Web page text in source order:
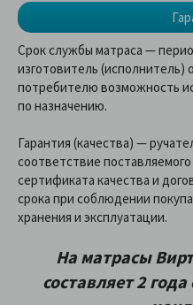
Срок службы матраса —
изготовитель (исполнитель)
потребителю возможность
по назначению.
Гарантия (качества) —
соответствие
сертификата качества и
срока при соблюдении
хранения и эксплуатации.
На матрасы
составляет 2